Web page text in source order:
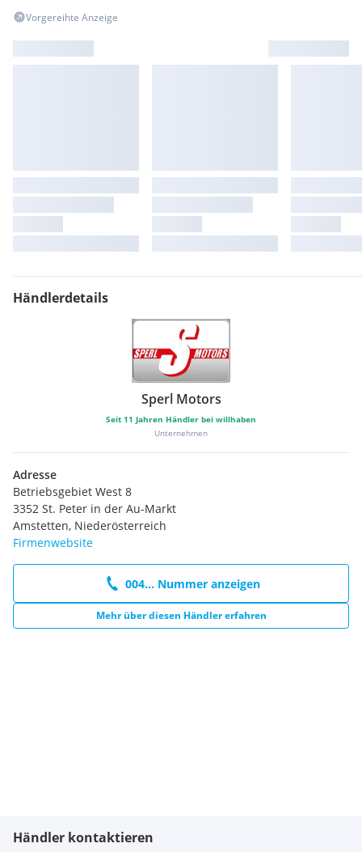
Vorgereihte Anzeige
Händlerdetails
Sperl Motors
Seit 11 Jahren Händler bei willhaben
Unternehmen
Adresse
Betriebsgebiet West 8
3352 St. Peter in der Au-Markt
Amstetten, Niederösterreich
Firmenwebsite
004... Nummer anzeigen
Mehr über diesen Händler erfahren
Händler kontaktieren